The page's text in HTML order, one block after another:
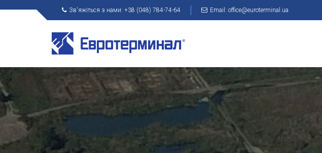
Зв'яжіться з нами: +38 (048) 784-74-64 Email: office@euroterminal.ua